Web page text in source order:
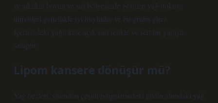
ve sıklıkla boyun ve sırt bölgesinde görülen yağ dokusu
tümörleri genellikle iyi huyludur ve bu gruba girer.
İçerisindeki yağlı kitle açık sarı renkte ve sert bir yapıya
sahiptir.
Lipom kansere dönüşür mü?
Yağ bezleri, vücudun çeşitli bölgelerindeki cildin altındaki yağ